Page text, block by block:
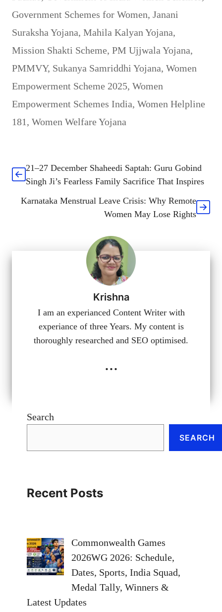
Government Schemes for Women, Janani
Suraksha Yojana, Mahila Kalyan Yojana,
Mission Shakti Scheme, PM Ujjwala Yojana,
PMMVY, Sukanya Samriddhi Yojana, Women
Empowerment Scheme 2025, Women
Empowerment Schemes India, Women Helpline
181 , Women Welfare Yojana
21–27 December Shaheedi Saptah: Guru Gobind
Singh Ji’s Fearless Family Sacrifice That Inspires
Karnataka Menstrual Leave Crisis: Why Remote
Women May Lose Rights
Krishna
I am an experianced Content Writer with
experiance of three Years. My content is
thoroughly researched and SEO optimised.
...
Search
SEARCH
Recent Posts
Commonwealth Games
2026WG 2026: Schedule,
Dates, Sports, India Squad,
Medal Tally, Winners &
Latest Updates